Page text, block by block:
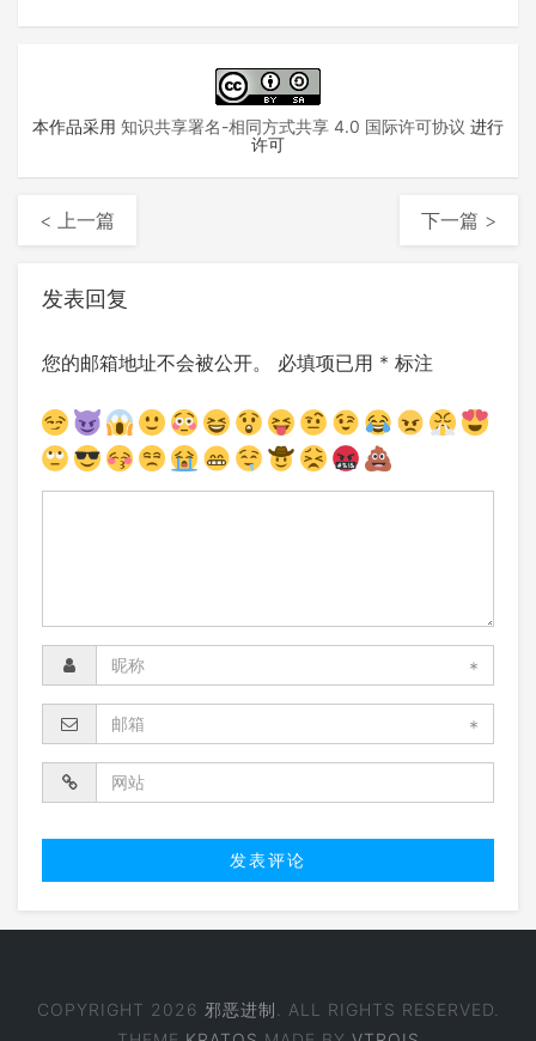
本作品采用 知识共享署名-相同方式共享 4.0 国际许可协议 进行
许可
< 上一篇 下一篇 >
发表回复
您的邮箱地址不会被公开。 必填项已用 * 标注
*
*
COPYRIGHT 2026 邪恶进制 . ALL RIGHTS RESERVED.